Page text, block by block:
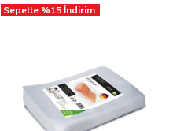
Sepette %15 İndirim